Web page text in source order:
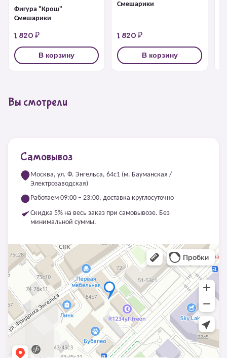
Фигура "Крош"
Смешарики
1 820 ₽
В корзину
Смешарики
1 820 ₽
В корзину
Вы смотрели
Самовывоз
Москва, ул. Ф. Энгельса, 64с1 (м. Бауманская /
Электрозаводская)
Работаем 09:00 – 23:00, доставка круглосуточно
Скидка 5% на весь заказ при самовывозе. Без
минимальной суммы.